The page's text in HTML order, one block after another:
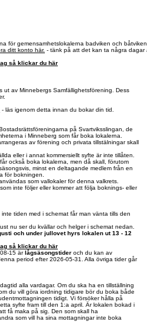
för gemensamhetslokalerna badviken och båtviken.
ditt konto här. - tänk på att det kan ta några dagar
så klickar du här
ut av Minnebergs Samfällighetsförening. Dess
- läs igenom detta innan du bokar din tid.
på Svartviksslingan, de
i Minneberg som får boka lokalerna.
av förening och privata tillstälningar skall
eller i annat kommersiellt syfte är inte tillåten.
också boka lokalerna, men då skall, förutom
minst en deltagande medlem från en
för bokningen.
som vallokaler för denna valkrets.
inte följer eller kommer att följa boknings- eller
tiden med i schemat får man vänta tills den
nu ser du kvällar och helger i schemat nedan.
och under jullovet hyrs lokalen ut 13 - 12
så klickar du här
15 ärlågsäsongstider och du kan av
period efter 2026-05-31. Alla övriga tider går
alla vardagar. Om du ska ha en tillställning
du vill göra iordning tidigare bör du boka både
tidigt. Vi försöker hålla på
syfte fram till den 1:a april. Är lokalen bokad i
få maka på sig. Den som skall ha
som vill ha sina mottagningar inte boka